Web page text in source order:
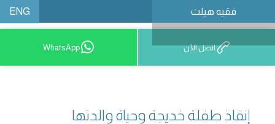
فقيه هيلث ENG
احجز موعدًا اتصل الآن WhatsApp
إنقاذ طفلة خديجة وحياة والدتها